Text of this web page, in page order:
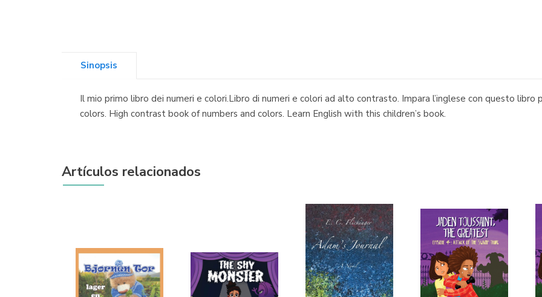
Sinopsis
Il mio primo libro dei numeri e colori.Libro di numeri e colori ad alto contrasto. Impara l’inglese con questo libro
colors. High contrast book of numbers and colors. Learn English with this children’s book.
Artículos relacionados